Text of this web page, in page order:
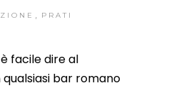
PRATI
facile dire al
bar romano